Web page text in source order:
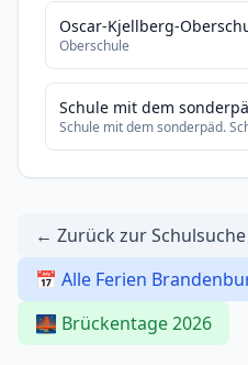
Oscar-Kjellberg-
Oberschule
Schule mit dem
Schule mit dem sonderpäd.
← Zurück zur Schulsuche
📅 Alle Ferien
🌉 Brückentage 2026